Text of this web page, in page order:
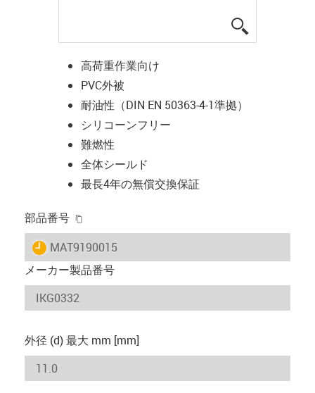
高荷重作業向け
PVC外被
耐油性（DIN EN 50363-4-1準拠）
シリコーンフリー
難燃性
全体シールド
最長4年の無償交換保証
部品番号
igus-icon-lieferzeit
MAT9190015
メーカー製品番号
外径 (d) 最大 mm [mm]